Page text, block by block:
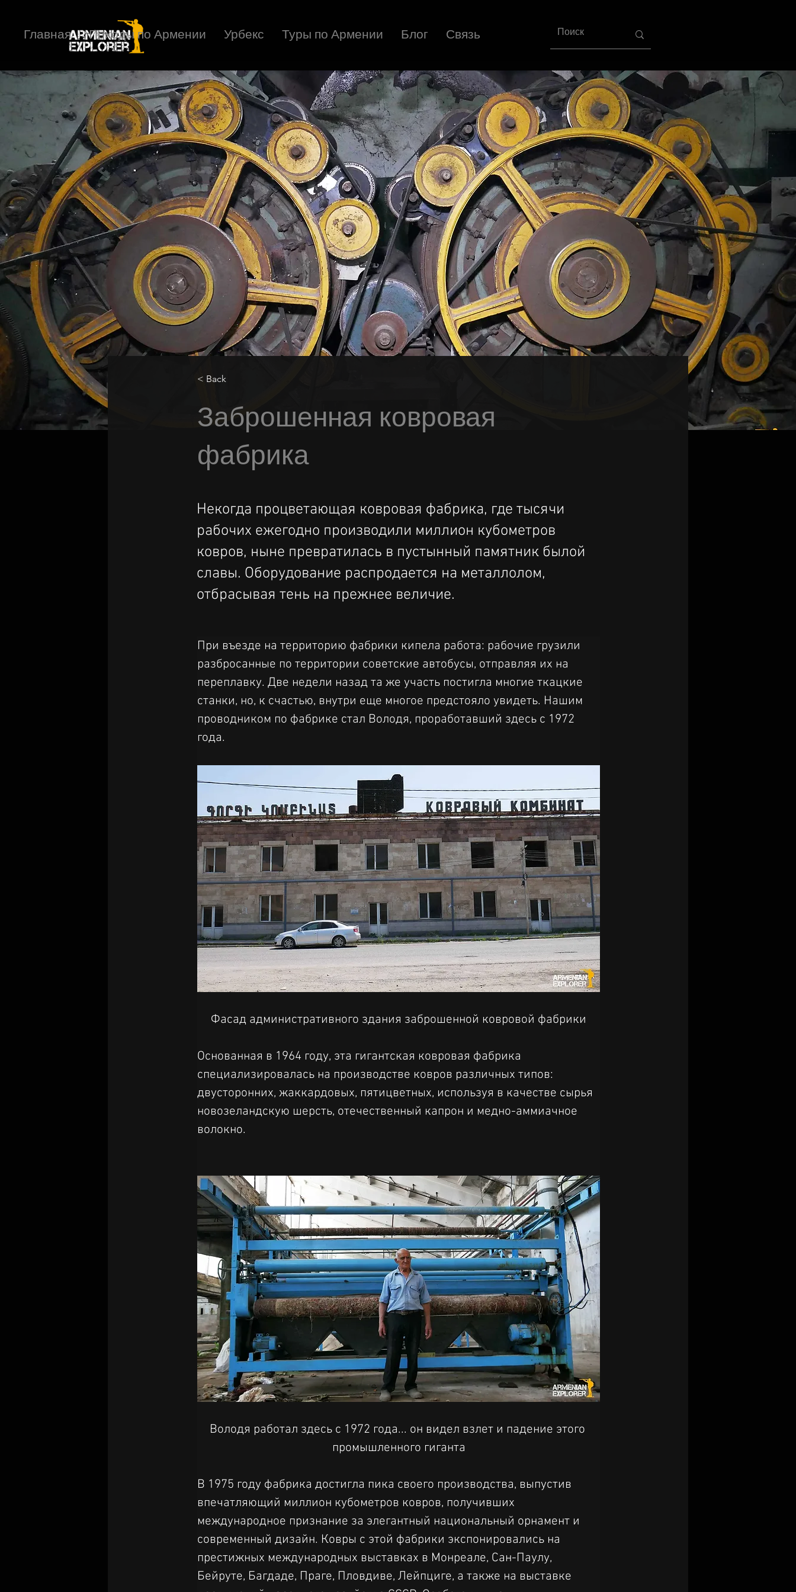
Главная Походы по Армении Урбекс Туры по Армении Блог Связь
< Back
Заброшенная ковровая
фабрика
Некогда процветающая ковровая фабрика, где тысячи
рабочих ежегодно производили миллион кубометров
ковров, ныне превратилась в пустынный памятник былой
славы. Оборудование распродается на металлолом,
отбрасывая тень на прежнее величие.
При въезде на территорию фабрики кипела работа: рабочие грузили
разбросанные по территории советские автобусы, отправляя их на
переплавку. Две недели назад та же участь постигла многие ткацкие
станки, но, к счастью, внутри еще многое предстояло увидеть. Нашим
проводником по фабрике стал Володя, проработавший здесь с 1972
года.
Фасад административного здания заброшенной ковровой фабрики
Основанная в 1964 году, эта гигантская ковровая фабрика
специализировалась на производстве ковров различных типов:
двусторонних, жаккардовых, пятицветных, используя в качестве сырья
новозеландскую шерсть, отечественный капрон и медно-аммиачное
волокно.
Володя работал здесь с 1972 года... он видел взлет и падение этого
промышленного гиганта
В 1975 году фабрика достигла пика своего производства, выпустив
впечатляющий миллион кубометров ковров, получивших
международное признание за элегантный национальный орнамент и
современный дизайн. Ковры с этой фабрики экспонировались на
престижных международных выставках в Монреале, Сан-Паулу,
Бейруте, Багдаде, Праге, Пловдиве, Лейпциге, а также на выставке